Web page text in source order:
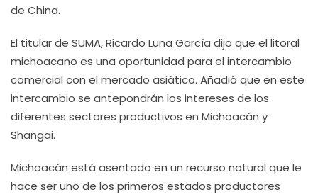
de China.
El titular de SUMA, Ricardo Luna García dijo que el litoral
michoacano es una oportunidad para el intercambio
comercial con el mercado asiático. Añadió que en este
intercambio se antepondrán los intereses de los
diferentes sectores productivos en Michoacán y
Shangai.
Michoacán está asentado en un recurso natural que le
hace ser uno de los primeros estados productores